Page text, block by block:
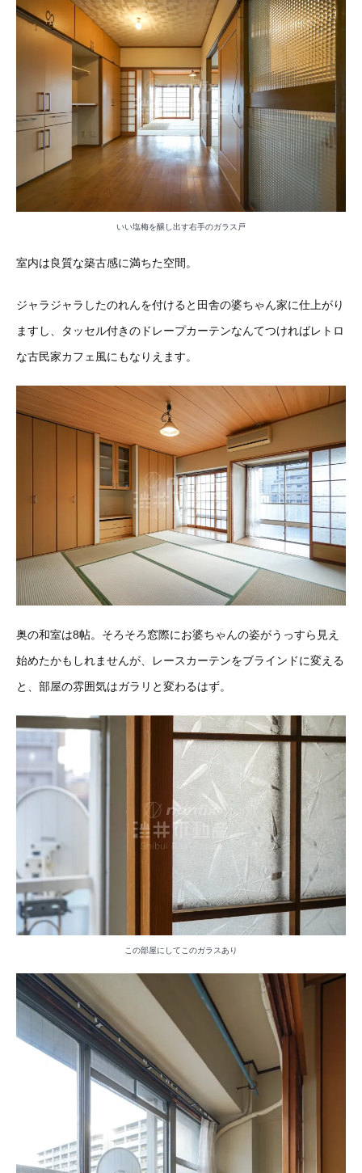
いい塩梅を醸し出す右手のガラス戸
室内は良質な築古感に満ちた空間。
ジャラジャラしたのれんを付けると田舎の婆ちゃん家に仕上がり
ますし、タッセル付きのドレープカーテンなんてつければレトロ
な古民家カフェ風にもなりえます。
奥の和室は8帖。そろそろ窓際にお婆ちゃんの姿がうっすら見え
始めたかもしれませんが、レースカーテンをブラインドに変える
と、部屋の雰囲気はガラリと変わるはず。
この部屋にしてこのガラスあり